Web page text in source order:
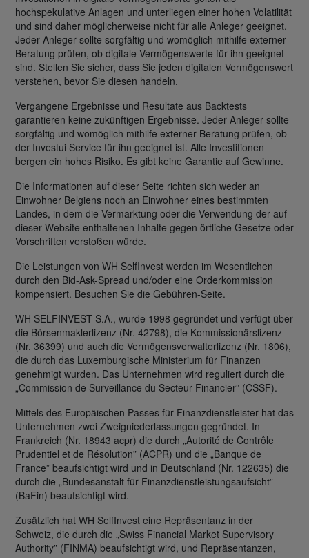
hochspekulative Anlagen und unterliegen einer hohen Volatilität
und sind daher möglicherweise nicht für alle Anleger geeignet.
Jeder Anleger sollte sorgfältig und womöglich mithilfe externer
Beratung prüfen, ob digitale Vermögenswerte für ihn geeignet
sind. Stellen Sie sicher, dass Sie jeden digitalen Vermögenswert
verstehen, bevor Sie diesen handeln.
Vergangene Ergebnisse und Resultate aus Backtests
garantieren keine zukünftigen Ergebnisse. Jeder Anleger sollte
sorgfältig und womöglich mithilfe externer Beratung prüfen, ob
der Investui Service für ihn geeignet ist. Alle Investitionen
bergen ein hohes Risiko. Es gibt keine Garantie auf Gewinne.
Die Informationen auf dieser Seite richten sich weder an
Einwohner Belgiens noch an Einwohner eines bestimmten
Landes, in dem die Vermarktung oder die Verwendung der auf
dieser Website enthaltenen Inhalte gegen örtliche Gesetze oder
Vorschriften verstoßen würde.
Die Leistungen von WH SelfInvest werden im Wesentlichen
durch den Bid-Ask-Spread und/oder eine Orderkommission
kompensiert. Besuchen Sie die Gebühren-Seite.
WH SELFINVEST S.A., wurde 1998 gegründet und verfügt über
die Börsenmaklerlizenz (Nr. 42798), die Kommissionärslizenz
(Nr. 36399) und auch die Vermögensverwalterlizenz (Nr. 1806),
die durch das Luxemburgische Ministerium für Finanzen
genehmigt wurden. Das Unternehmen wird reguliert durch die
„Commission de Surveillance du Secteur Financier” (CSSF).
Mittels des Europäischen Passes für Finanzdienstleister hat das
Unternehmen zwei Zweigniederlassungen gegründet. In
Frankreich (Nr. 18943 acpr) die durch „Autorité de Contrôle
Prudentiel et de Résolution” (ACPR) und die „Banque de
France” beaufsichtigt wird und in Deutschland (Nr. 122635) die
durch die „Bundesanstalt für Finanzdienstleistungsaufsicht”
(BaFin) beaufsichtigt wird.
Zusätzlich hat WH SelfInvest eine Repräsentanz in der
Schweiz, die durch die „Swiss Financial Market Supervisory
Authority” (FINMA) beaufsichtigt wird, und Repräsentanzen,